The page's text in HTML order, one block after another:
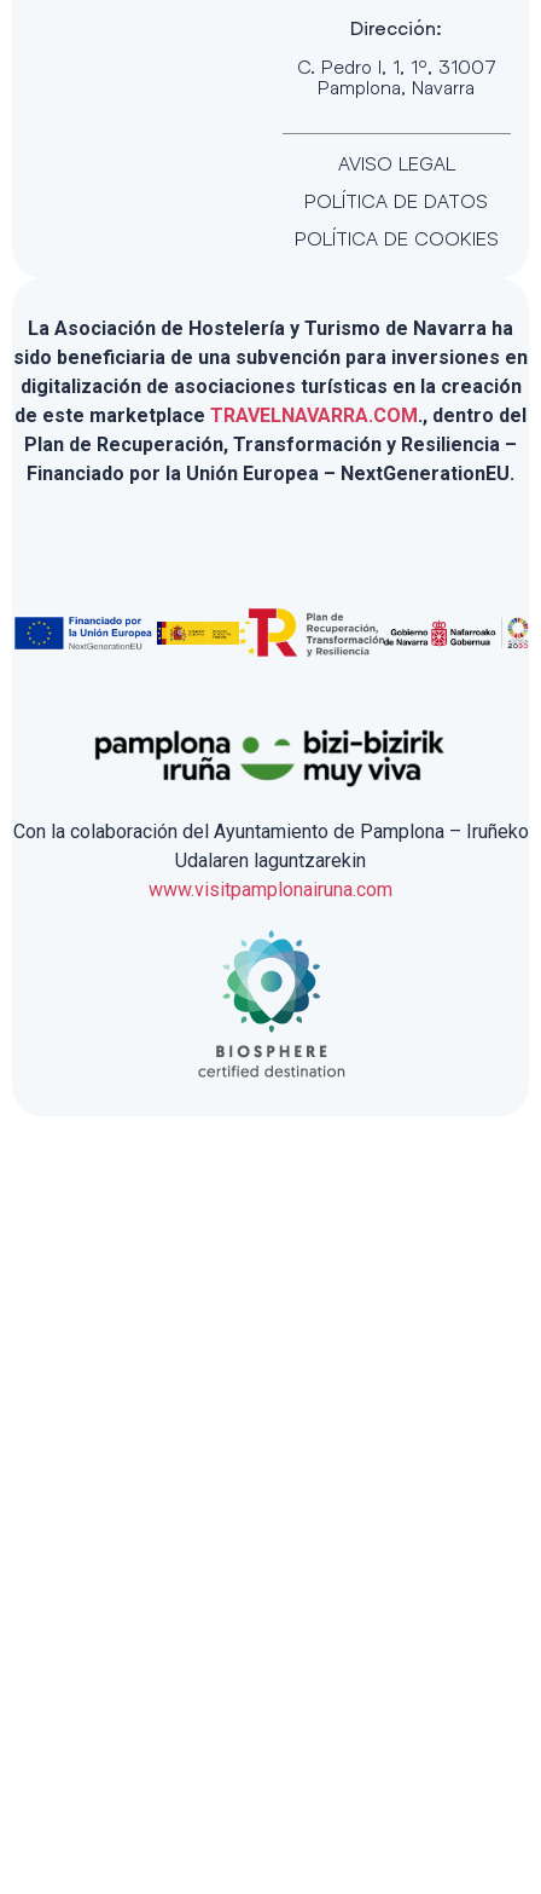
Dirección:
C. Pedro I, 1, 1º, 31007
Pamplona, Navarra
AVISO LEGAL
POLÍTICA DE DATOS
POLÍTICA DE COOKIES
La Asociación de Hostelería y Turismo de Navarra ha
sido beneficiaria de una subvención para inversiones en
digitalización de asociaciones turísticas en la creación
de este marketplace TRAVELNAVARRA.COM., dentro del
Plan de Recuperación, Transformación y Resiliencia –
Financiado por la Unión Europea – NextGenerationEU.
Con la colaboración del Ayuntamiento de Pamplona – Iruñeko
Udalaren laguntzarekin
www.visitpamplonairuna.com